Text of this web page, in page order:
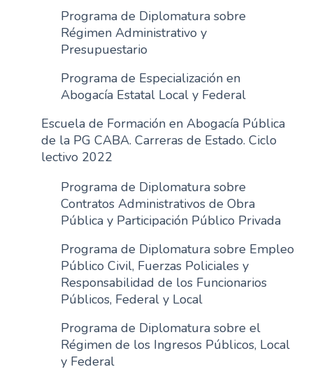
d
o
i
n
c
i
p
l
Programa de Diplomatura sobre
Régimen Administrativo y
Presupuestario
Programa de Especialización en
Abogacía Estatal Local y Federal
Escuela de Formación en Abogacía Pública
de la PG CABA. Carreras de Estado. Ciclo
lectivo 2022
Programa de Diplomatura sobre
Contratos Administrativos de Obra
Pública y Participación Público Privada
Programa de Diplomatura sobre Empleo
Público Civil, Fuerzas Policiales y
Responsabilidad de los Funcionarios
Públicos, Federal y Local
Programa de Diplomatura sobre el
Régimen de los Ingresos Públicos, Local
y Federal